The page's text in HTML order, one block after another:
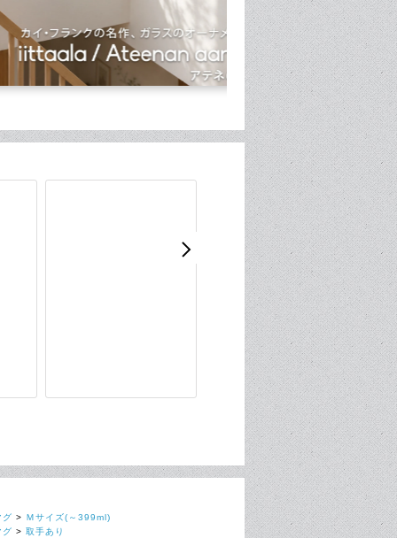
グ > Ｍサイズ(～399ml)
グ > 取手あり